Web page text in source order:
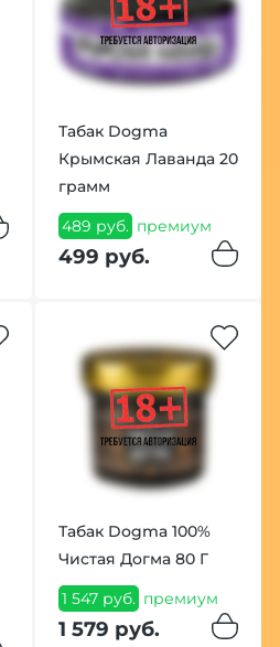
Табак Dogma
Крымская Лаванда 20
грамм
489 руб. премиум
499 руб.
Табак Dogma 100%
Чистая Догма 80 Г
1 547 руб. премиум
1 579 руб.